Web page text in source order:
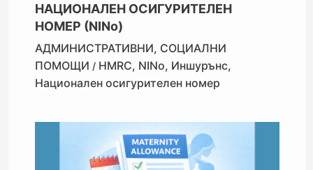
НАЦИОНАЛЕН ОСИГУРИТЕЛЕН
НОМЕР (NINo)
АДМИНИСТРАТИВНИ, СОЦИАЛНИ
ПОМОЩИ / HMRC, NINo, Иншурънс,
Национален осигурителен номер